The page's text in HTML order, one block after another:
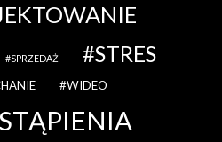
SPRZEDAŻ STRES
WIDEO